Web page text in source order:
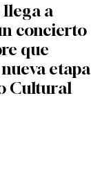
llega a
concierto
que
etapa
Cultural